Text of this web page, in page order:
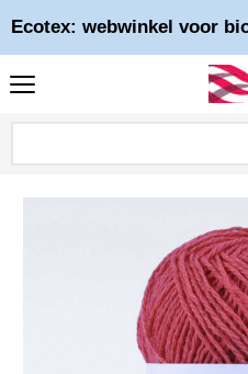
Ecotex: webwinkel voor